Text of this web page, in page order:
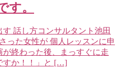
す。
話し方コンサルタント池田
った女性が 個人レッスンに申
終わった後、まっすぐに走
すか！！」と […]